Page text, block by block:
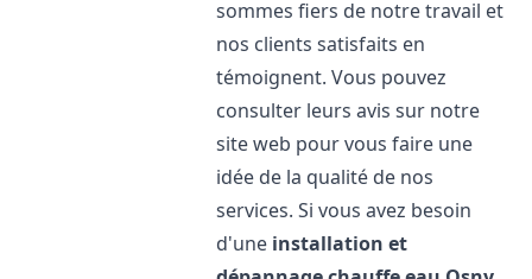
sommes fiers de notre travail et
nos clients satisfaits en
témoignent. Vous pouvez
consulter leurs avis sur notre
site web pour vous faire une
idée de la qualité de nos
services. Si vous avez besoin
d'une installation et